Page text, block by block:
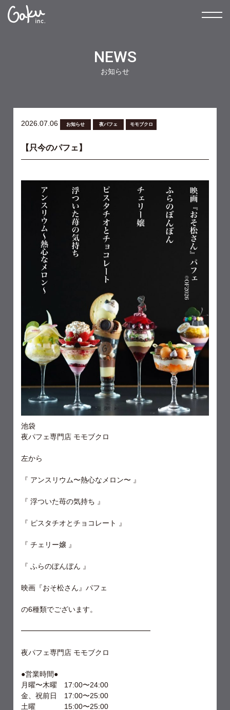
NEWS
お知らせ
2026.07.06 お知らせ 夜パフェ モモブクロ
【只今のパフェ】
池袋
夜パフェ専門店 モモブクロ
左から
『 アンスリウム〜熱心なメロン〜 』
『 浮ついた苺の気持ち 』
『 ピスタチオとチョコレート 』
『 チェリー嬢 』
『 ふらのぼんぼん 』
映画『おそ松さん』パフェ
の6種類でございます。
━━━━━━━━━━━━━━━━━━
夜パフェ専門店 モモブクロ
●営業時間●
月曜〜木曜 17:00〜24:00
金、祝前日 17:00〜25:00
土曜 15:00〜25:00